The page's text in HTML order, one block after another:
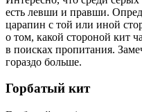
есть левши и правши.
царапин с той или иной
о том, какой стороной кит
в поисках пропитания.
гораздо больше.
Горбатый кит